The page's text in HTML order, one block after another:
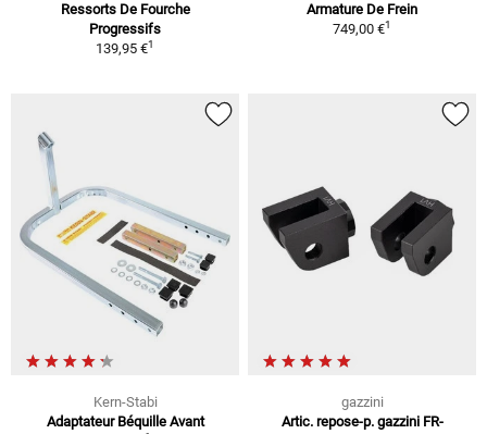
Ressorts De Fourche
Progressifs
139,95 €1
Armature De Frein
749,00 €1
Kern-Stabi
Adaptateur Béquille Avant
gazzini
Artic. repose-p. gazzini FR-